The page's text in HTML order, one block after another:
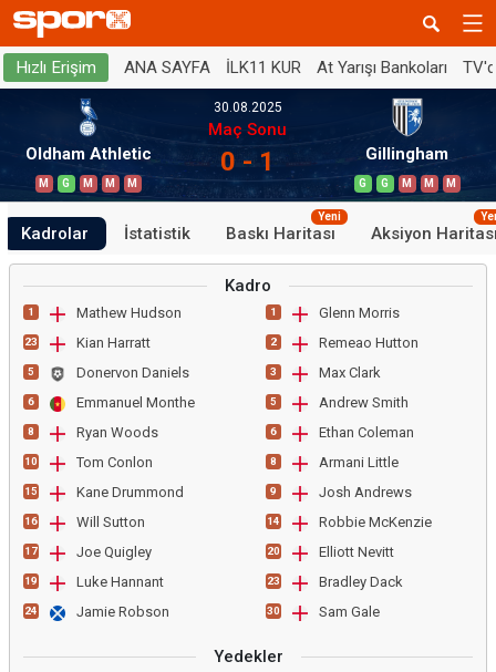
Hızlı Erişim ANA SAYFA İLK11 KUR At Yarışı Bankoları
Oldham Athletic
M G M M M
30.08.2025
Maç Sonu
0 - 1 Gillingham
G G M M M
Kadrolar İstatistik Baskı Haritası
Yeni
Aksiyon
Kadro
1 Mathew Hudson
23 Kian Harratt
5 Donervon Daniels
6 Emmanuel Monthe
8 Ryan Woods
10 Tom Conlon
15 Kane Drummond
16 Will Sutton
17 Joe Quigley
19 Luke Hannant
24 Jamie Robson
1 Glenn Morris
2 Remeao Hutton
3 Max Clark
5 Andrew Smith
6 Ethan Coleman
8 Armani Little
9 Josh Andrews
14 Robbie McKenzie
20 Elliott Nevitt
23 Bradley Dack
30 Sam Gale
Yedekler